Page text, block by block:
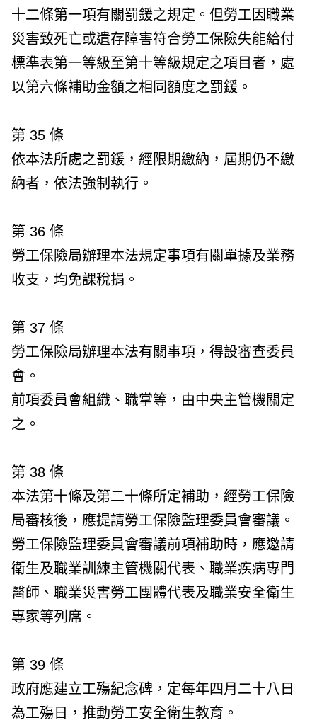
十二條第一項有關罰鍰之規定。但勞工因職業
災害致死亡或遺存障害符合勞工保險失能給付
標準表第一等級至第十等級規定之項目者，處
以第六條補助金額之相同額度之罰鍰。
第 35 條
依本法所處之罰鍰，經限期繳納，屆期仍不繳
納者，依法強制執行。
第 36 條
勞工保險局辦理本法規定事項有關單據及業務
收支，均免課稅捐。
第 37 條
勞工保險局辦理本法有關事項，得設審查委員
會。
前項委員會組織、職掌等，由中央主管機關定
之。
第 38 條
本法第十條及第二十條所定補助，經勞工保險
局審核後，應提請勞工保險監理委員會審議。
勞工保險監理委員會審議前項補助時，應邀請
衛生及職業訓練主管機關代表、職業疾病專門
醫師、職業災害勞工團體代表及職業安全衛生
專家等列席。
第 39 條
政府應建立工殤紀念碑，定每年四月二十八日
為工殤日，推動勞工安全衛生教育。